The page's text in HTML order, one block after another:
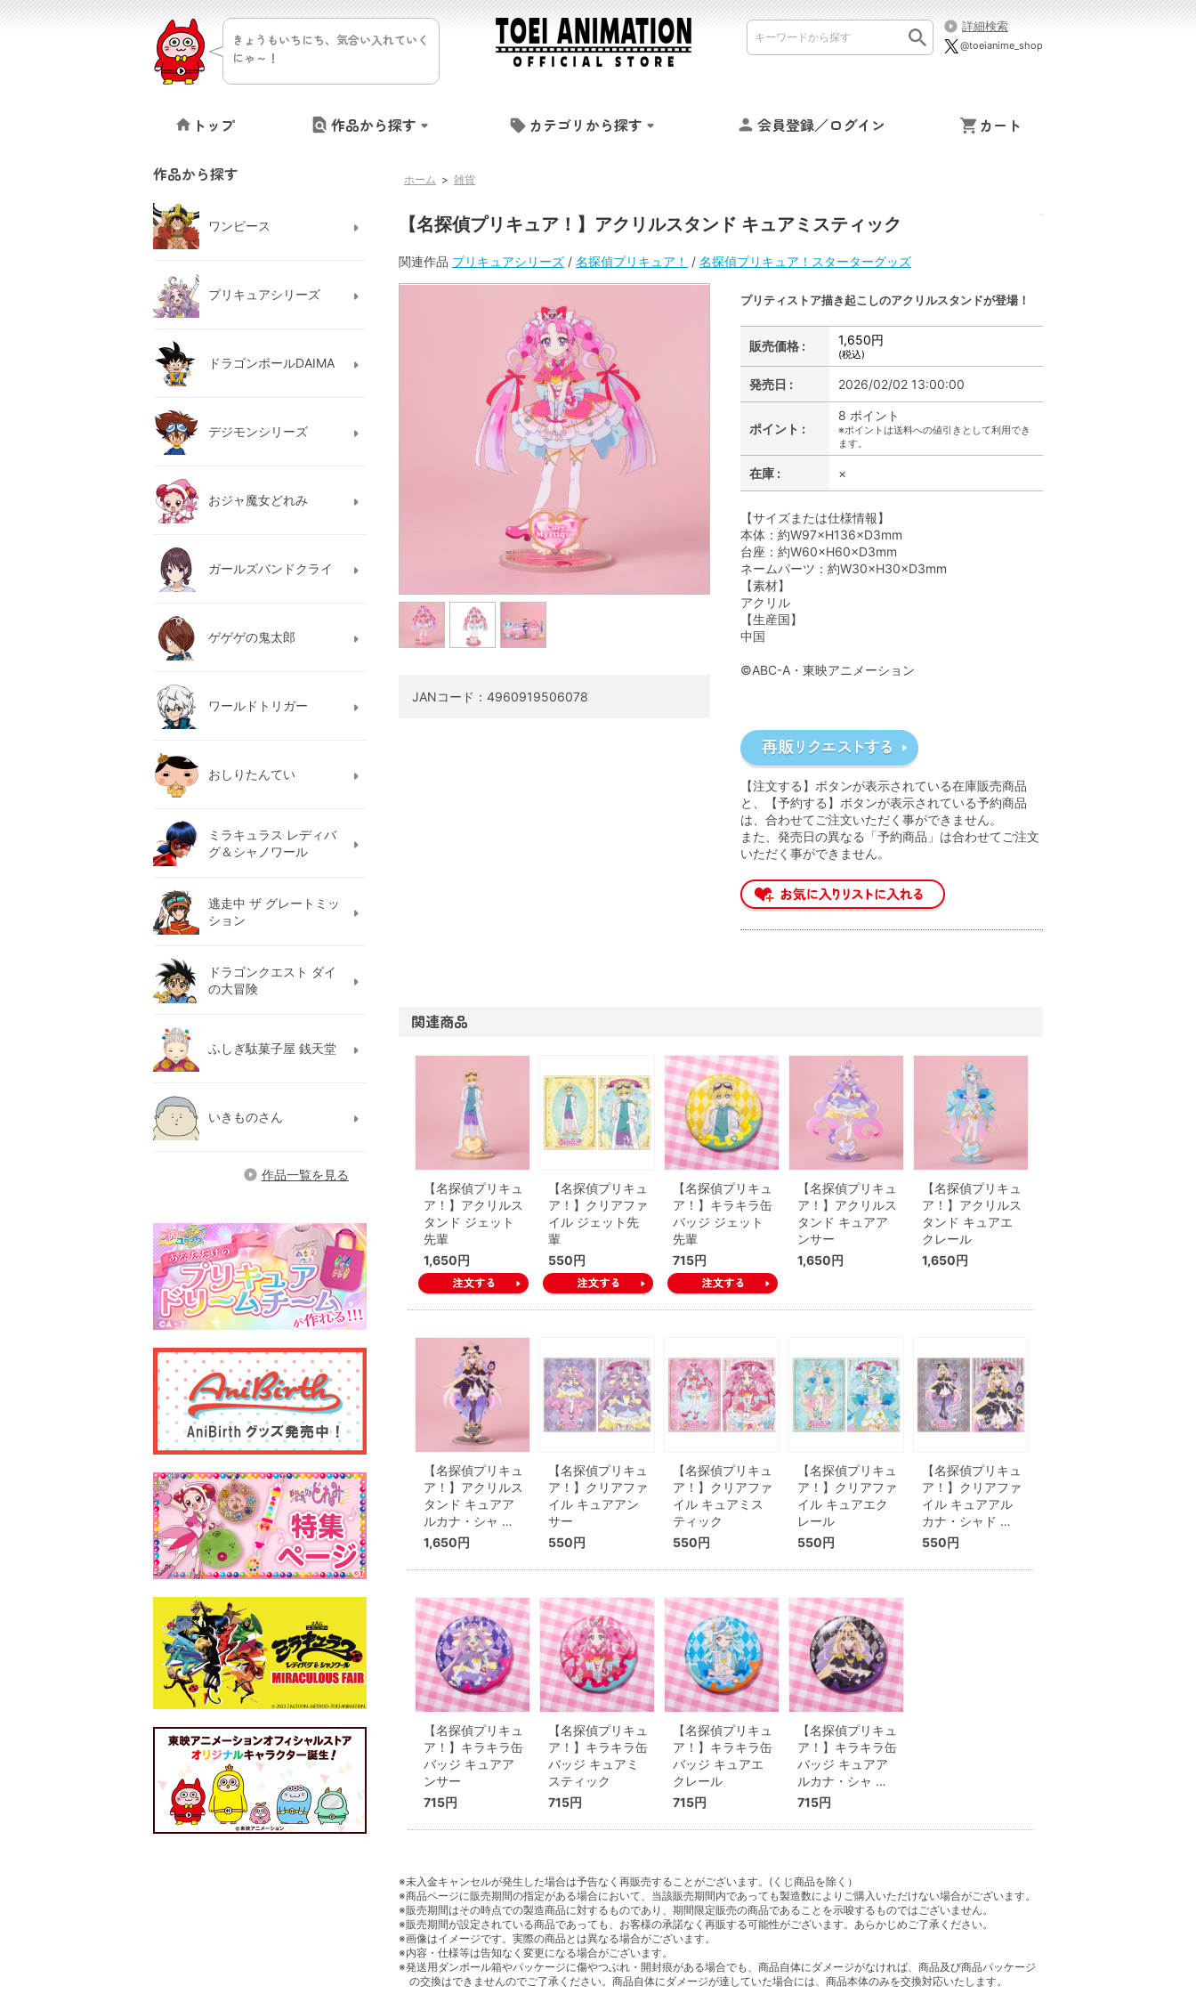
きょうもいちにち、気合い入れていく
にゃ～！
詳細検索
@toeianime_shop
トップ 作品から探す カテゴリから探す 会員登録／ログイン カート
ホーム > 雑貨
【名探偵プリキュア！】アクリルスタンド キュアミスティック
関連作品 プリキュアシリーズ / 名探偵プリキュア！ / 名探偵プリキュア！スターターグッズ
JANコード：4960919506078
プリティストア描き起こしのアクリルスタンドが登場！
販売価格 : 1,650円
(税込)
発売日 : 2026/02/02 13:00:00
ポイント :
8 ポイント
※ポイントは送料への値引きとして利用でき
ます。
在庫 : ×
【サイズまたは仕様情報】
本体：約W97×H136×D3mm
台座：約W60×H60×D3mm
ネームパーツ：約W30×H30×D3mm
【素材】
アクリル
【生産国】
中国
©ABC-A・東映アニメーション
【注文する】ボタンが表示されている在庫販売商品
と、【予約する】ボタンが表示されている予約商品
は、合わせてご注文いただく事ができません。
また、発売日の異なる「予約商品」は合わせてご注文
いただく事ができません。
関連商品
【名探偵プリキュ
ア！】アクリルス
タンド ジェット
先輩
1,650円
【名探偵プリキュ
ア！】クリアファ
イル ジェット先
輩
550円
【名探偵プリキュ
ア！】キラキラ缶
バッジ ジェット
先輩
715円
【名探偵プリキュ
ア！】アクリルス
タンド キュアア
ンサー
1,650円
【名探偵プリキュ
ア！】アクリルス
タンド キュアエ
クレール
1,650円
【名探偵プリキュ
ア！】アクリルス
タンド キュアア
ルカナ・シャ …
1,650円
【名探偵プリキュ
ア！】クリアファ
イル キュアアン
サー
550円
【名探偵プリキュ
ア！】クリアファ
イル キュアミス
ティック
550円
【名探偵プリキュ
ア！】クリアファ
イル キュアエク
レール
550円
【名探偵プリキュ
ア！】クリアファ
イル キュアアル
カナ・シャド …
550円
【名探偵プリキュ
ア！】キラキラ缶
バッジ キュアア
ンサー
715円
【名探偵プリキュ
ア！】キラキラ缶
バッジ キュアミ
スティック
715円
【名探偵プリキュ
ア！】キラキラ缶
バッジ キュアエ
クレール
715円
【名探偵プリキュ
ア！】キラキラ缶
バッジ キュアア
ルカナ・シャ …
715円
※未入金キャンセルが発生した場合は予告なく再販売することがございます。(くじ商品を除く）
※商品ページに販売期間の指定がある場合において、当該販売期間内であっても製造数によりご購入いただけない場合がございます。
※販売期間はその時点での製造商品に対するものであり、期間限定販売の商品であることを示唆するものではございません。
※販売期間が設定されている商品であっても、お客様の承諾なく再販する可能性がございます。あらかじめご了承ください。
※画像はイメージです。実際の商品とは異なる場合がございます。
※内容・仕様等は告知なく変更になる場合がございます。
※発送用ダンボール箱やパッケージに傷やつぶれ・開封痕がある場合でも、商品自体にダメージがなければ、商品及び商品パッケージ
の交換はできませんのでご了承ください。商品自体にダメージが達していた場合には、商品本体のみを交換対応いたします。
作品から探す
ワンピース
プリキュアシリーズ
ドラゴンボールDAIMA
デジモンシリーズ
おジャ魔女どれみ
ガールズバンドクライ
ゲゲゲの鬼太郎
ワールドトリガー
おしりたんてい
ミラキュラス レディバ
グ＆シャノワール
逃走中 ザ グレートミッ
ション
ドラゴンクエスト ダイ
の大冒険
ふしぎ駄菓子屋 銭天堂
いきものさん
作品一覧を見る